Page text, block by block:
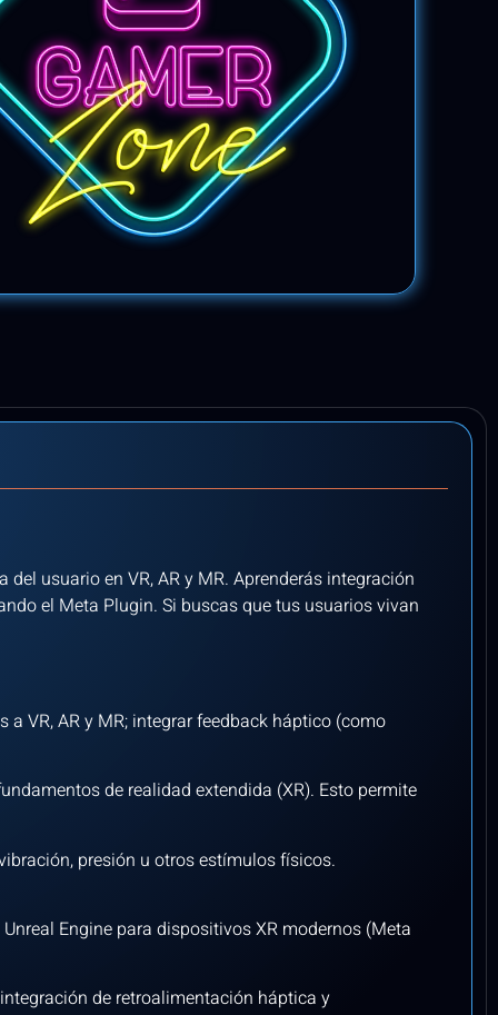
usuario en VR, AR y MR. Aprenderás integración
el Meta Plugin. Si buscas que tus usuarios vivan
VR, AR y MR; integrar feedback háptico (como
de realidad extendida (XR). Esto permite
presión u otros estímulos físicos.
Engine para dispositivos XR modernos (Meta
de retroalimentación háptica y